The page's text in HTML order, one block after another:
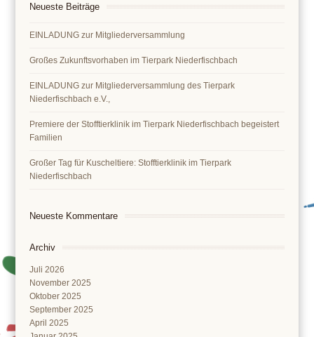
Neueste Beiträge
EINLADUNG zur Mitgliederversammlung
Großes Zukunftsvorhaben im Tierpark Niederfischbach
EINLADUNG zur Mitgliederversammlung des Tierpark
Niederfischbach e.V.,
Premiere der Stofftierklinik im Tierpark Niederfischbach begeistert
Familien
Großer Tag für Kuscheltiere: Stofftierklinik im Tierpark
Niederfischbach
Neueste Kommentare
Archiv
Juli 2026
November 2025
Oktober 2025
September 2025
April 2025